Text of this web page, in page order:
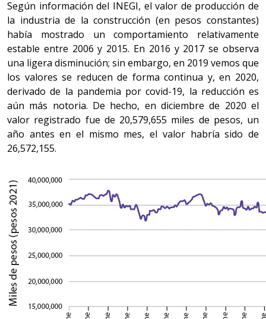
Según información del INEGI, el valor de producción de
la industria de la construcción (en pesos constantes)
había mostrado un comportamiento relativamente
estable entre 2006 y 2015. En 2016 y 2017 se observa
una ligera disminución; sin embargo, en 2019 vemos que
los valores se reducen de forma continua y, en 2020,
derivado de la pandemia por covid-19, la reducción es
aún más notoria. De hecho, en diciembre de 2020 el
valor registrado fue de 20,579,655 miles de pesos, un
año antes en el mismo mes, el valor habría sido de
26,572,155.